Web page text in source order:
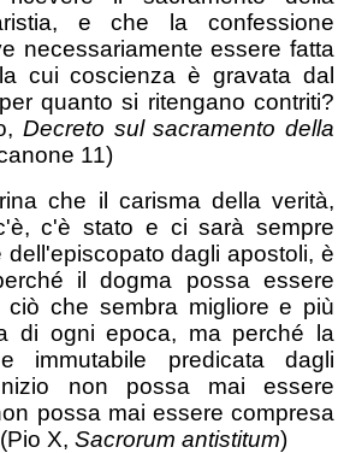
e che la confessione
necessariamente essere fatta
cui coscienza è gravata dal
quanto si ritengano contriti?
Decreto sul sacramento della
11)
che il carisma della verità,
c'è stato e ci sarà sempre
dagli apostoli, è
il dogma possa essere
ciò che sembra migliore e più
di ogni epoca, ma perché la
immutabile predicata dagli
non possa mai essere
possa mai essere compresa
X, Sacrorum antistitum)